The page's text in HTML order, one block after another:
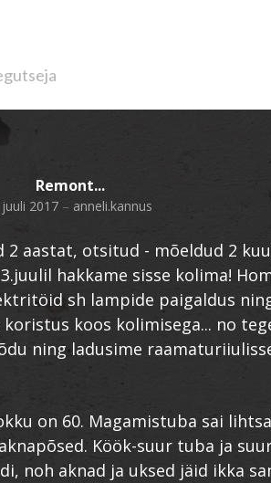
Remont...
juuli 2017 – anneli.kannus
2 aastat, otsitud - mõeldud 2
hakkame sisse kolima!
sh lampide paigaldus
koos kolimisega... no
ning ladusime
on 60. Magamistuba sai
Köök-suur tuba ja
noh aknad ja uksed jäid ikka